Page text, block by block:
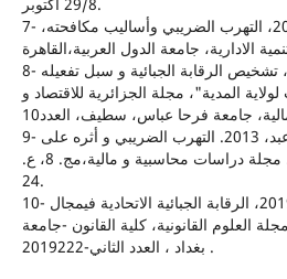
7- محمد، خالد المهایني ، 2010، التهرب الضریبي وأسالیب مكافحته،
8- صاري ،إسماعيل ،2014، تشخيص الرقابة الجبائية و سبل تفعيله
المدية"، مجلة الجزائرية للاقتصاد و
9- القيسي، سهاد كشكول عبد، 2013. التهرب الضريبي و أثره على
التنمية الاقتصادية في العراق. مجلة دراسات محاسبية و مالية،مج. 8، ع.
24.
10- فاضل ،محمد عزت,2019، الرقابة الجبائية الاتحادية فيمجال
العلوم القانونية، كلية القانون -جامعة
بغداد ، العدد الثاني-2019222 .